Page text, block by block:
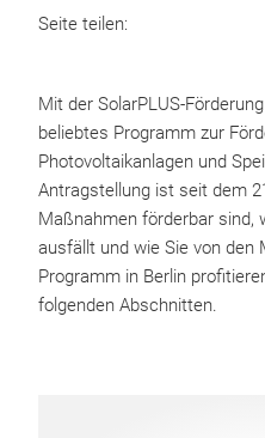
Seite teilen:
Mit der SolarPLUS-
beliebtes Programm zur
Photovoltaikanlagen und
Antragstellung ist seit dem
Maßnahmen förderbar sind,
ausfällt und wie Sie von den
Programm in Berlin
folgenden Abschnitten.